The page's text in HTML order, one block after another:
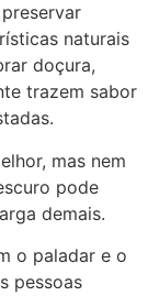
naturais
doçura,
trazem sabor
mas nem
pode
demais.
o paladar e o
pessoas